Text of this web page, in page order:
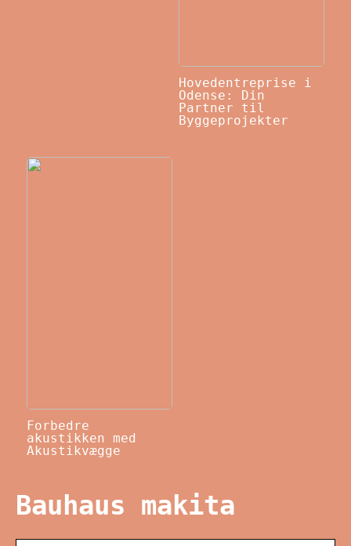
Hovedentreprise i
Odense: Din
Partner til
Byggeprojekter
Forbedre
akustikken med
Akustikvægge
Bauhaus makita